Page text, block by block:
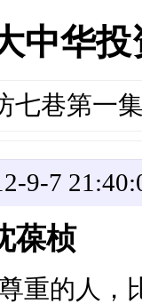
中华
七巷第一
9-7
葆桢
重的人，